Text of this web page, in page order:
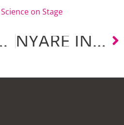
on Stage
NYARE INLÄGG